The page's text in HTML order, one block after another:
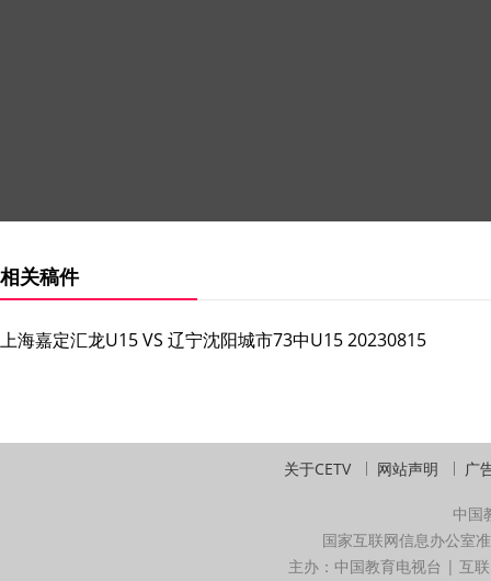
相关稿件
上海嘉定汇龙U15 VS 辽宁沈阳城市73中U15 20230815
关于CETV 网站声明 广
中国
国家互联网信息办公室
主办：中国教育电视台 | 互